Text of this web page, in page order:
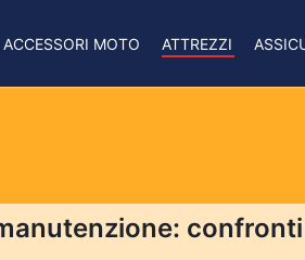
ACCESSORI MOTO ATTREZZI